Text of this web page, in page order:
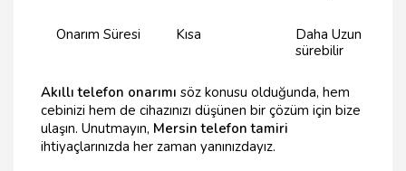
Onarım Süresi Kısa
Daha Uzun
sürebilir
Akıllı telefon onarımı söz konusu olduğunda, hem
cebinizi hem de cihazınızı düşünen bir çözüm için bize
ulaşın. Unutmayın, Mersin telefon tamiri
ihtiyaçlarınızda her zaman yanınızdayız.